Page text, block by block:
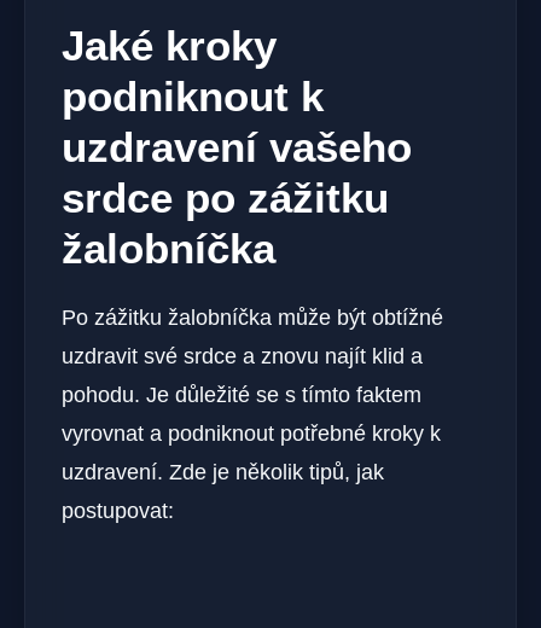
Jaké kroky
podniknout k
uzdravení vašeho
srdce po zážitku
žalobníčka
Po zážitku žalobníčka může být obtížné
uzdravit své srdce a znovu najít klid a
pohodu. Je důležité se s tímto faktem
vyrovnat a podniknout potřebné kroky k
uzdravení. Zde je několik tipů, jak
postupovat: